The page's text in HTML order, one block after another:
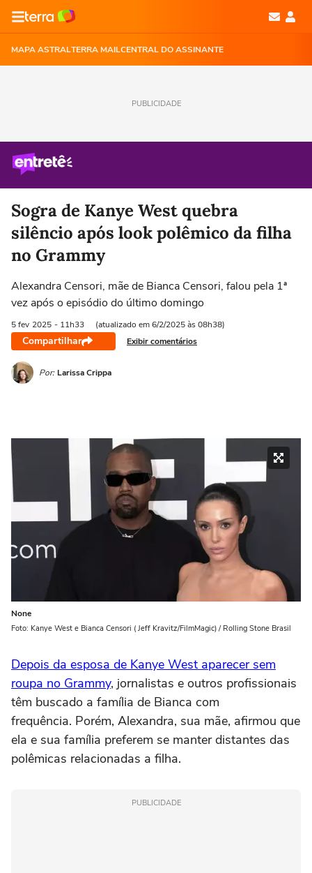
MAPA ASTRALTERRA MAILCENTRAL DO ASSINANTE
PUBLICIDADE
Sogra de Kanye West quebra
silêncio após look polêmico da filha
no Grammy
Alexandra Censori, mãe de Bianca Censori, falou pela 1ª
vez após o episódio do último domingo
5 fev 2025 - 11h33 (atualizado em 6/2/2025 às 08h38)
Compartilhar Exibir comentários
Por: Larissa Crippa
None
Foto: Kanye West e Bianca Censori ( Jeff Kravitz/FilmMagic) / Rolling Stone Brasil
Depois da esposa de Kanye West aparecer sem
roupa no Grammy, jornalistas e outros profissionais
têm buscado a família de Bianca com
frequência. Porém, Alexandra, sua mãe, afirmou que
ela e sua família preferem se manter distantes das
polêmicas relacionadas a filha.
PUBLICIDADE